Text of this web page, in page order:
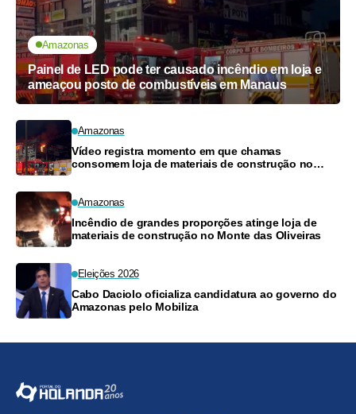
Amazonas
Painel de LED pode ter causado incêndio em loja e
ameaçou posto de combustíveis em Manaus
Amazonas
Vídeo registra momento em que chamas
consomem loja de materiais de construção no
Amazonas
Incêndio de grandes proporções atinge loja de
materiais de construção no Monte das Oliveiras
Eleições 2026
Cabo Daciolo oficializa candidatura ao governo do
Amazonas pelo Mobiliza